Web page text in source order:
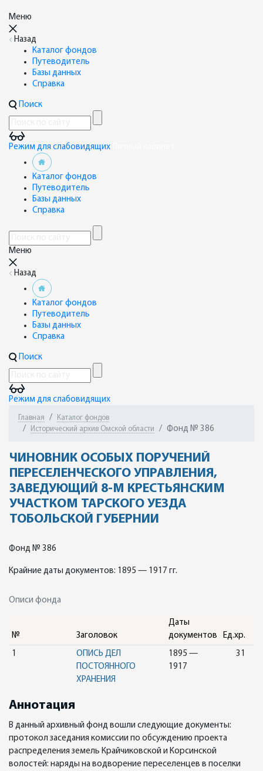
Меню
Назад
Каталог фондов
Путеводитель
Базы данных
Справка
Поиск
Режим для слабовидящих
Каталог фондов
Путеводитель
Базы данных
Справка
Меню
Назад
Каталог фондов
Путеводитель
Базы данных
Справка
Поиск
Режим для слабовидящих
Главная
Каталог фондов
Исторический архив Омской области
Фонд № 386
ЧИНОВНИК ОСОБЫХ ПОРУЧЕНИЙ
ПЕРЕСЕЛЕНЧЕСКОГО УПРАВЛЕНИЯ,
ЗАВЕДУЮЩИЙ 8-М КРЕСТЬЯНСКИМ
УЧАСТКОМ ТАРСКОГО УЕЗДА
ТОБОЛЬСКОЙ ГУБЕРНИИ
Фонд № 386
Крайние даты документов: 1895 — 1917 гг.
Описи фонда
№ Заголовок
Даты
документов
Ед.хр.
1
ОПИСЬ ДЕЛ
ПОСТОЯННОГО
ХРАНЕНИЯ
1895 —
1917
31
Аннотация
В данный архивный фонд вошли следующие документы:
протокол заседания комиссии по обсуждению проекта
распределения земель Крайчиковской и Корсинской
волостей: наряды на водворение переселенцев в поселки